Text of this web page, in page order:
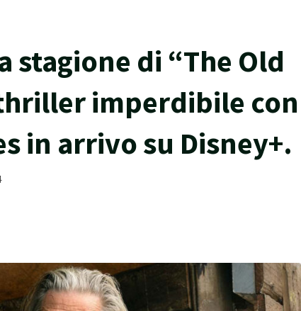
stagione di “The Old
imperdibile con
in arrivo su Disney+.